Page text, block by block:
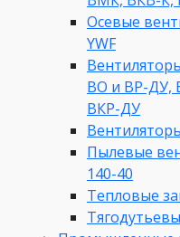
Осевые
YWF
ВО и ВР-ДУ,
ВКР-ДУ
Пылевые
140-40
Тепловые